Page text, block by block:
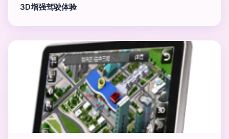
3D增强驾驶体验